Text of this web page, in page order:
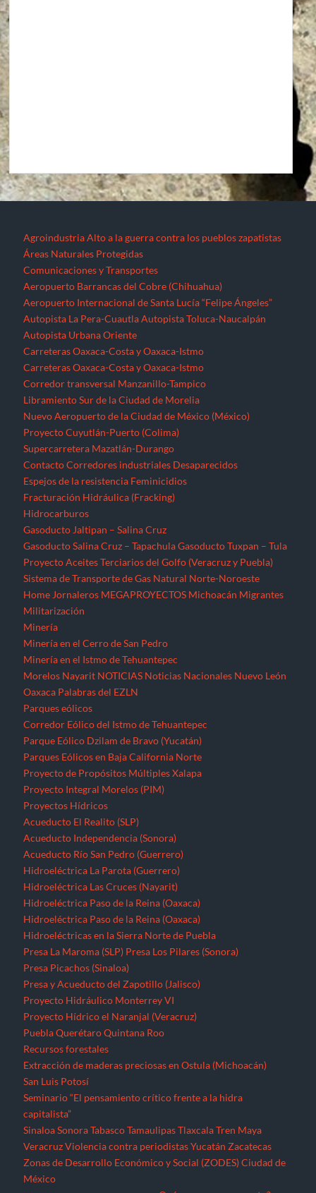
Carreteras Oaxaca-Costa y Oaxaca-Istmo
Carreteras Oaxaca-Costa y Oaxaca-Istmo
Corredor transversal Manzanillo-Tampico
Nuevo Aeropuerto de la Ciudad de México (México)
Proyecto Cuyutlán-Puerto (Colima)
Supercarretera Mazatlán-Durango
ContactoCorredores industrialesDesaparecidos
Espejos de la resistenciaFeminicidios
Fracturación Hidráulica (Fracking)
Hidrocarburos
Gasoducto Jaltipan – Salina Cruz
Gasoducto Salina Cruz – TapachulaGasoducto Tuxpan – Tula
Proyecto Aceites Terciarios del Golfo (Veracruz y Puebla)
Sistema de Transporte de Gas Natural Norte-Noroeste
Home JornalerosMEGAPROYECTOSMichoacánMigrantes
Militarización
Minería
Minería en el Cerro de San Pedro
Minería en el Istmo de Tehuantepec
MorelosNayaritNOTICIASNoticias Nacionales
OaxacaPalabras del EZLN
Parques eólicos
Corredor Eólico del Istmo de Tehuantepec
Parque Eólico Dzilam de Bravo (Yucatán)
Parques Eólicos en Baja California Norte
Proyecto de Propósitos Múltiples Xalapa
Proyecto Integral Morelos (PIM)
Proyectos Hídricos
Acueducto El Realito (SLP)
Acueducto Independencia (Sonora)
Acueducto Río San Pedro (Guerrero)
Hidroeléctrica La Parota (Guerrero)
Hidroeléctrica Las Cruces (Nayarit)
Hidroeléctrica Paso de la Reina (Oaxaca)
Hidroeléctrica Paso de la Reina (Oaxaca)
Hidroeléctricas en la Sierra Norte de Puebla
Presa La Maroma (SLP) Presa Los Pilares (Sonora)
Presa Picachos (Sinaloa)
Presa y Acueducto del Zapotillo (Jalisco)
Proyecto Hidráulico Monterrey VI
Proyecto Hídrico el Naranjal (Veracruz)
Puebla QuerétaroQuintana Roo
Recursos forestales
Extracción de maderas preciosas en Ostula (Michoacán)
San Luis Potosí
Seminario “El pensamiento crítico frente a la hidra
capitalista”
Sinaloa SonoraTabasco Tamaulipas TlaxcalaTren Maya
VeracruzViolencia contra periodistas
Zonas de Desarrollo Económico y Social (ZODES) Ciudad de
México
Zonas Económicas Especiales
¿Qué es un megaproyecto?
Corredor transístimico
Funciona gracias a WordPress
Freesia.